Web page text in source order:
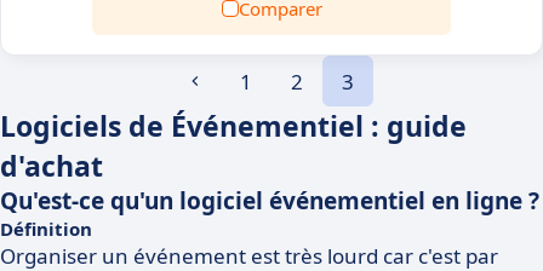
Comparer
1 2 3
Logiciels de Événementiel : guide
d'achat
Qu'est-ce qu'un logiciel événementiel en ligne ?
Définition
Organiser un événement est très lourd car c'est par